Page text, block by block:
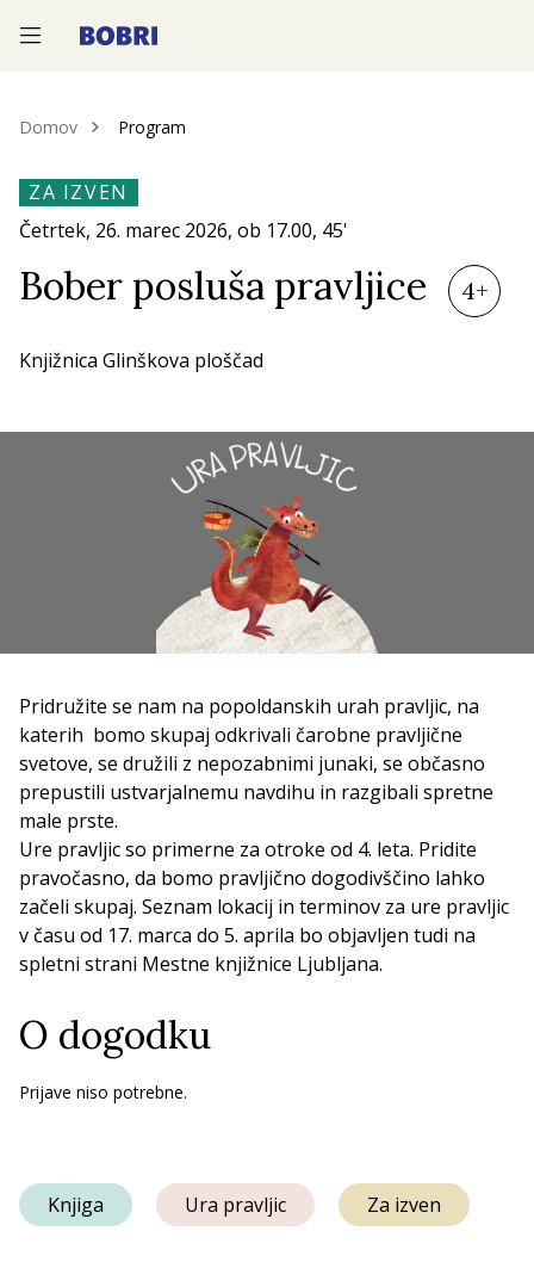
—
—
—
Domov Program
ZA IZVEN
Četrtek, 26. marec 2026, ob 17.00, 45'
Bober posluša pravljice 4+
Knjižnica Glinškova ploščad
Pridružite se nam na popoldanskih urah pravljic, na
katerih bomo skupaj odkrivali čarobne pravljične
svetove, se družili z nepozabnimi junaki, se občasno
prepustili ustvarjalnemu navdihu in razgibali spretne
male prste.
Ure pravljic so primerne za otroke od 4. leta. Pridite
pravočasno, da bomo pravljično dogodivščino lahko
začeli skupaj. Seznam lokacij in terminov za ure pravljic
v času od 17. marca do 5. aprila bo objavljen tudi na
spletni strani Mestne knjižnice Ljubljana.
O dogodku
Prijave niso potrebne.
Knjiga Ura pravljic Za izven